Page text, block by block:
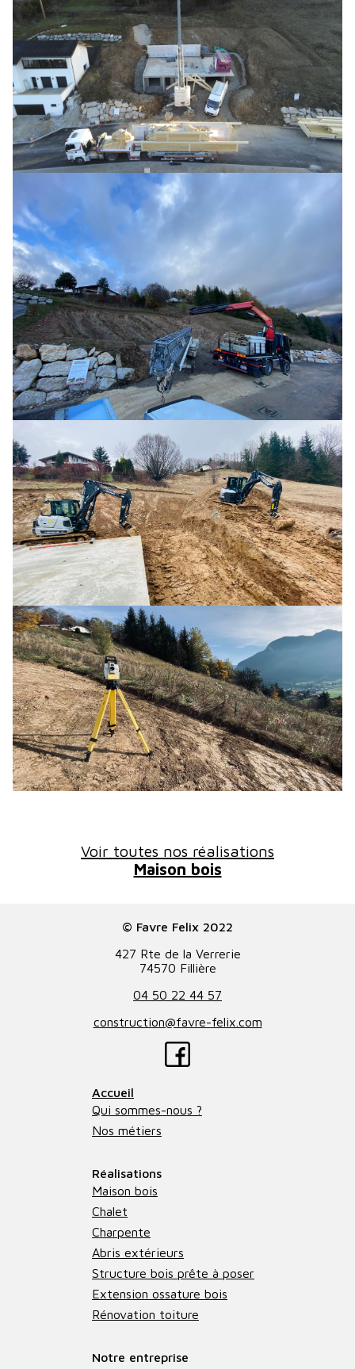
Voir toutes nos réalisations
Maison bois
© Favre Felix 2022
427 Rte de la Verrerie
74570 Fillière
04 50 22 44 57
construction@favre-felix.com
Accueil
Qui sommes-nous ?
Nos métiers
Réalisations
Maison bois
Chalet
Charpente
Abris extérieurs
Structure bois prête à poser
Extension ossature bois
Rénovation toiture
Notre entreprise